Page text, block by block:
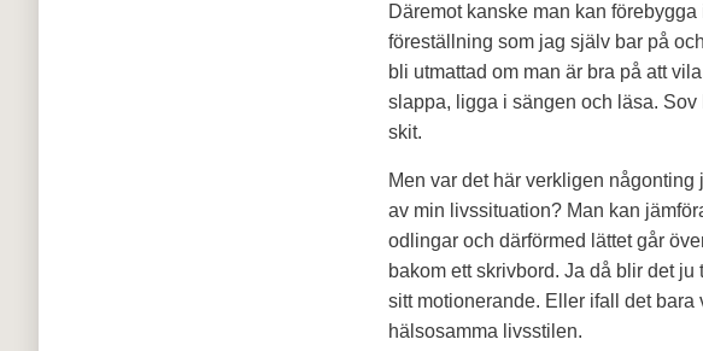
Däremot kanske man kan
föreställning som jag själv bar på
bli utmattad om man är bra på att
slappa, ligga i sängen och läsa.
skit.
Men var det här verkligen
av min livssituation? Man kan
odlingar och därförmed lättet går
bakom ett skrivbord. Ja då blir det
sitt motionerande. Eller ifall det
hälsosamma livsstilen.